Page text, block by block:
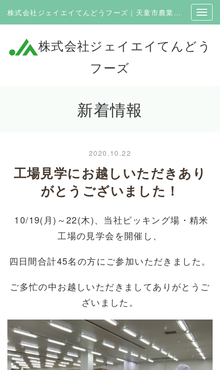
株式会社ジェイエイてんどうフーズ｜天童市農業協同組合100％出資の企業
株式会社ジェイエイてんどう
フーズ
新着情報
2020.10.22
工場見学にお越しいただきあり
がとうございました！
10/19(月)～22(木)、当社ピッキング場・精米
工場の見学会を開催し、
四日間合計45名の方にご参加いただきました。
ご多忙の中お越しいただきましてありがとうご
ざいました。